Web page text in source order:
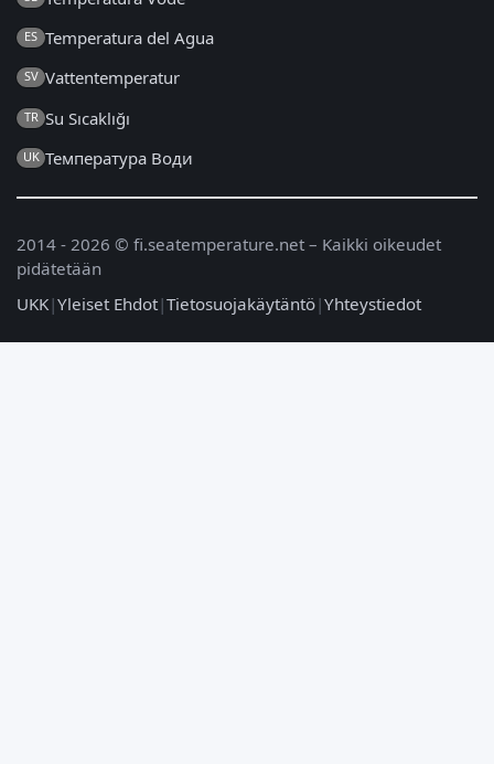
ES Temperatura del Agua
SV Vattentemperatur
TR Su Sıcaklığı
UK Температура Води
2014 - 2026 © fi.seatemperature.net – Kaikki oikeudet
pidätetään
UKK|Yleiset Ehdot|Tietosuojakäytäntö|Yhteystiedot